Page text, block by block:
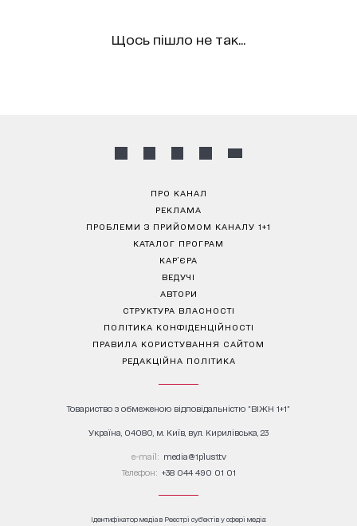
Щось пішло не так...
ПРО КАНАЛ
РЕКЛАМА
ПРОБЛЕМИ З ПРИЙОМОМ КАНАЛУ 1+1
КАТАЛОГ ПРОГРАМ
КАР’ЄРА
ВЕДУЧІ
АВТОРИ
СТРУКТУРА ВЛАСНОСТІ
ПОЛІТИКА КОНФІДЕНЦІЙНОСТІ
ПРАВИЛА КОРИСТУВАННЯ САЙТОМ
РЕДАКЦІЙНА ПОЛІТИКА
Товариство з обмеженою відповідальністю "ВІЖН 1+1"
Україна, 04080, м. Київ, вул. Кирилівська, 23
е-mail: media@1plus1.tv
Телефон: +38 044 490 01 01
Ідентифікатор медіа в Реєстрі суб’єктів у сфері медіа: